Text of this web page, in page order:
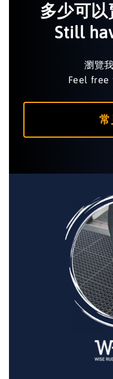
多少可以
Still
瀏覽
Feel free
常